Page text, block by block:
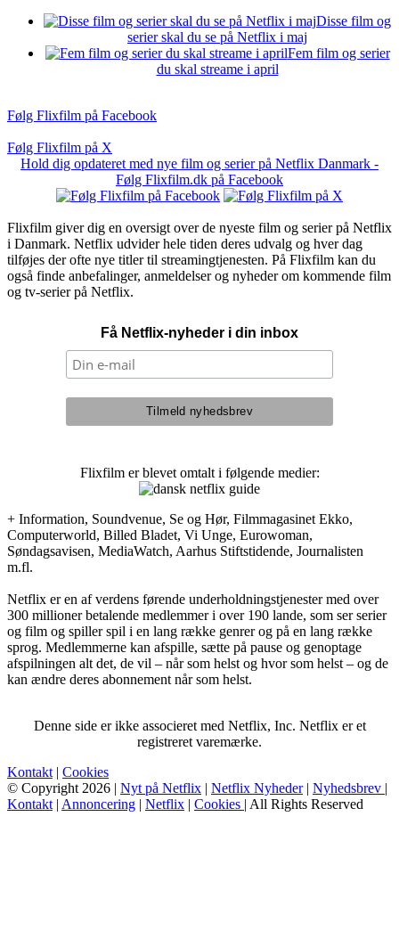
Disse film og
serier skal du se på Netflix i maj
Fem film og serier
du skal streame i april
Følg Flixfilm på Facebook
Følg Flixfilm på X
Hold dig opdateret med nye film og serier på Netflix Danmark -
Følg Flixfilm.dk på Facebook
Flixfilm giver dig en oversigt over de nyeste film og serier på Netflix
i Danmark. Netflix udvider hele tiden deres udvalg og hver dag
tilføjes der ofte nye titler til streamingtjenesten. På Flixfilm kan du
også finde anbefalinger, anmeldelser og nyheder om kommende film
og tv-serier på Netflix.
Få Netflix-nyheder i din inbox
Flixfilm er blevet omtalt i følgende medier:
+ Information, Soundvenue, Se og Hør, Filmmagasinet Ekko,
Computerworld, Billed Bladet, Vi Unge, Eurowoman,
Søndagsavisen, MediaWatch, Aarhus Stiftstidende, Journalisten
m.fl.
Netflix er en af verdens førende underholdningstjenester med over
300 millioner betalende medlemmer i over 190 lande, som ser serier
og film og spiller spil i en lang række genrer og på en lang række
sprog. Medlemmerne kan afspille, sætte på pause og genoptage
afspilningen alt det, de vil – når som helst og hvor som helst – og de
kan ændre deres abonnement når som helst.
Denne side er ikke associeret med Netflix, Inc. Netflix er et
registreret varemærke.
Kontakt | Cookies
© Copyright 2026 | Nyt på Netflix | Netflix Nyheder| Nyhedsbrev |
Kontakt | Annoncering | Netflix | Cookies | All Rights Reserved